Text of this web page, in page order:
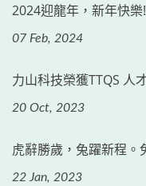
2024迎龍年，新年快樂!
07 Feb, 2024
力山科技榮獲TTQS 人
20 Oct, 2023
虎辭勝歲，兔躍新程。
22 Jan, 2023